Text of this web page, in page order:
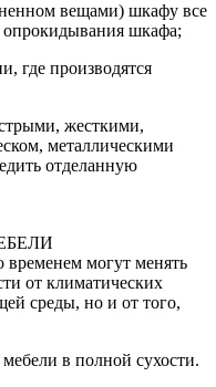
вещами) шкафу все
опрокидывания шкафа;
где производятся
жесткими,
металлическими
отделанную
временем могут менять
от климатических
среды, но и от того,
в полной сухости.